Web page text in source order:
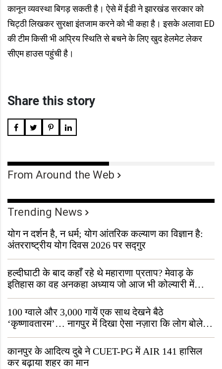
कानून व्यवस्था बिगड़ सकती है। ऐसे में ईडी ने झारखंड सरकार को
चिट्ठी लिखकर सुरक्षा इंतजाम करने को भी कहा है। इसके अलावा ED
की टीम किसी भी अप्रिय स्थिति से बचने के लिए खुद हेलमेट लेकर
सीएम हाउस पहुंची है।
Share this story
From Around the Web
Trending News
योग न दर्शन है, न धर्म; योग आंतरिक कल्याण का विज्ञान है:
अंतरराष्ट्रीय योग दिवस 2026 पर सद्गुर
हल्दीघाटी के बाद कहाँ रहे थे महाराणा प्रताप? मेवाड़ के
इतिहास का वह अनकहा अध्याय जो आज भी कोल्यारी में
जीवित है
100 ग्वाले और 3,000 गायें एक साथ देखने बैठे
‘कृष्णावतारम’… नागपुर में दिखा ऐसा नज़ारा कि लोग बोले,
“ऐसा तो सिर्फ़ कृष्ण ही कर सकते हैं”
कानपुर के आदित्य दुबे ने CUET-PG में AIR 141 हासिल
कर बढ़ाया शहर का मान